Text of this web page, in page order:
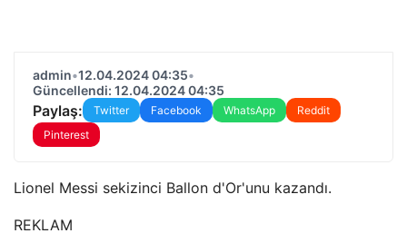
admin•12.04.2024 04:35•
Güncellendi: 12.04.2024 04:35
Paylaş: Twitter Facebook WhatsApp
Reddit
Pinterest
Lionel Messi sekizinci Ballon d'Or'unu kazandı.
REKLAM